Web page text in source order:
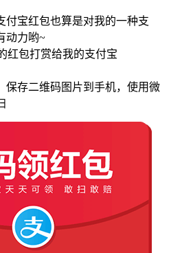
付宝红包也算是对我的一种支
动力哟~
红包打赏给我的支付宝
存二维码图片到手机，使用微